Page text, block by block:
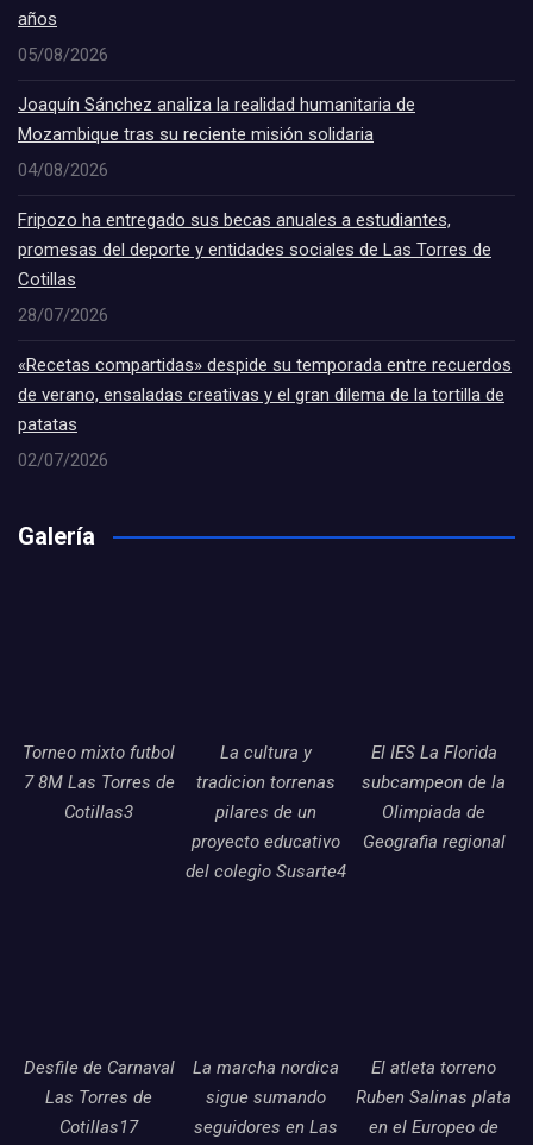
años
05/08/2026
Joaquín Sánchez analiza la realidad humanitaria de
Mozambique tras su reciente misión solidaria
04/08/2026
Fripozo ha entregado sus becas anuales a estudiantes,
promesas del deporte y entidades sociales de Las Torres de
Cotillas
28/07/2026
«Recetas compartidas» despide su temporada entre recuerdos
de verano, ensaladas creativas y el gran dilema de la tortilla de
patatas
02/07/2026
Galería
Torneo mixto futbol
7 8M Las Torres de
Cotillas3
La cultura y
tradicion torrenas
pilares de un
proyecto educativo
del colegio Susarte4
El IES La Florida
subcampeon de la
Olimpiada de
Geografia regional
Desfile de Carnaval
Las Torres de
Cotillas17
La marcha nordica
sigue sumando
seguidores en Las
El atleta torreno
Ruben Salinas plata
en el Europeo de